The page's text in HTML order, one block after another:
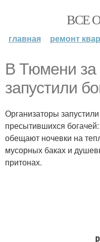
ВСЕ
главная ремонт
В Тюмени за
запустили
Организаторы
пресытившихся
обещают ночевки на
мусорных баках и
притонах.